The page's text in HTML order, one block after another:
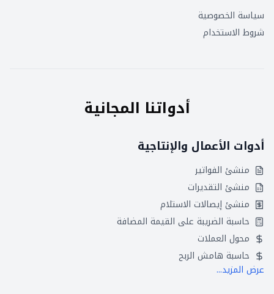
سياسة الخصوصية
شروط الاستخدام
أدواتنا المجانية
أدوات الأعمال والإنتاجية
منشئ الفواتير
منشئ التقديرات
منشئ إيصالات الاستلام
حاسبة الضريبة على القيمة المضافة
محول العملات
حاسبة هامش الربح
عرض المزيد...